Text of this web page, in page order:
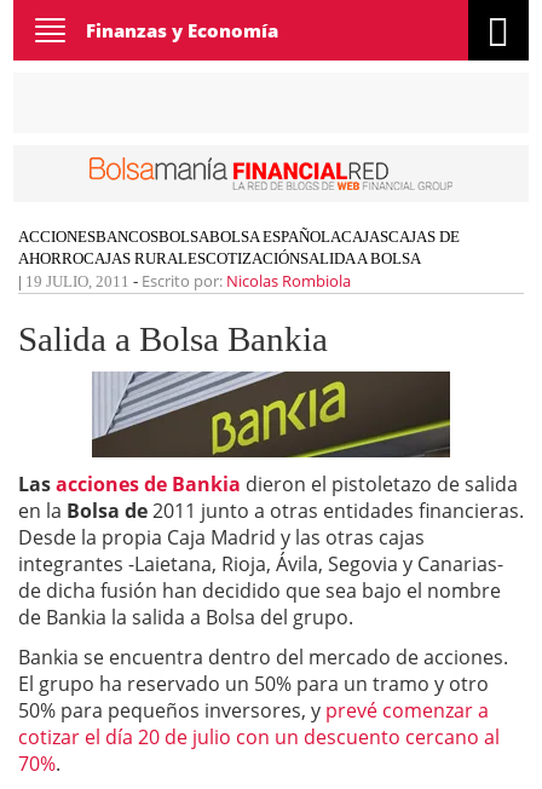
Toggle
navigation
Finanzas y Economía
ACCIONESBANCOSBOLSABOLSA ESPAÑOLACAJASCAJAS DE
AHORROCAJAS RURALESCOTIZACIÓNSALIDA A BOLSA
| 19 JULIO, 2011 - Escrito por: Nicolas Rombiola
Salida a Bolsa Bankia
Lasacciones de Bankia dieron el pistoletazo de salida
en la Bolsa de2011 junto a otras entidades financieras.
Desde la propia Caja Madrid y las otras cajas
integrantes -Laietana, Rioja, Ávila, Segovia y Canarias-
de dicha fusión han decidido que sea bajo el nombre
de Bankia la salida a Bolsa del grupo.
Bankia se encuentra dentro del mercado de acciones.
El grupo ha reservado un 50% para un tramo y otro
50% para pequeños inversores, y prevé comenzar a
cotizar el día 20 de julio con un descuento cercano al
70%.